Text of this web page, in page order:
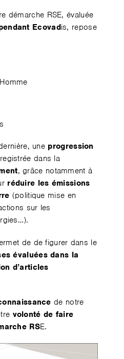
démarche RSE, évaluée
Ecovadis, repose
une progression
dans la
, grâce notamment à
réduire les émissions
(politique mise en
sur les
de de figurer dans le
évaluées dans la
d’articles
de notre
volonté de faire
RSE.